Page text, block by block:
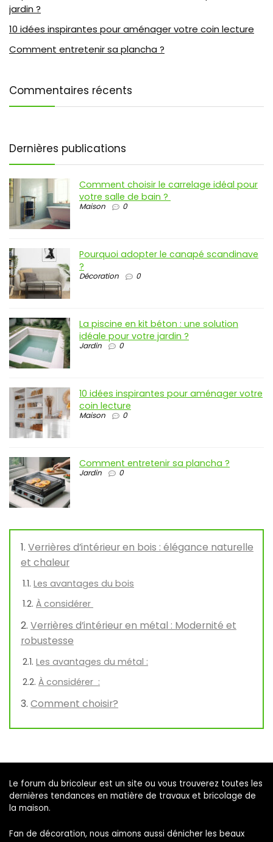
jardin ?
10 idées inspirantes pour aménager votre coin lecture
Comment entretenir sa plancha ?
Commentaires récents
Dernières publications
Comment choisir le carrelage idéal pour
votre salle de bain ?
Maison 0
Pourquoi adopter le canapé scandinave
?
Décoration 0
La piscine en kit béton : une solution
idéale pour votre jardin ?
Jardin 0
10 idées inspirantes pour aménager votre
coin lecture
Maison 0
Comment entretenir sa plancha ?
Jardin 0
Verrières d’intérieur en bois : élégance naturelle
et chaleur
Les avantages du bois
À considérer
Verrières d’intérieur en métal : Modernité et
robustesse
Les avantages du métal :
À considérer :
Comment choisir?
Le forum du bricoleur est un site ou vous trouverez toutes les
dernières tendances en matière de travaux et bricolage de
la maison.
Fan de décoration, nous aimons aussi dénicher les beaux